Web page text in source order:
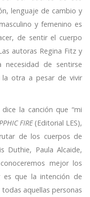
lenguaje de cambio y
y femenino es
de sentir el cuerpo
autoras Regina Fitz y
de sentirse
la otra a pesar de vivir
la canción que “mi
FIRE(Editorial LES),
de los cuerpos de
Duthie, Paula Alcaide,
mejor los
es que la intención de
aquellas personas